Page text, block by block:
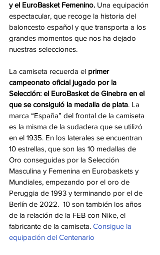
y el EuroBasket Femenino. Una equipación
espectacular, que recoge la historia del
baloncesto español y que transporta a los
grandes momentos que nos ha dejado
nuestras selecciones.
La camiseta recuerda el primer
campeonato oficial jugado por la
Selección: el EuroBasket de Ginebra en el
que se consiguió la medalla de plata. La
marca “España” del frontal de la camiseta
es la misma de la sudadera que se utilizó
en el 1935. En los laterales se encuentran
10 estrellas, que son las 10 medallas de
Oro conseguidas por la Selección
Masculina y Femenina en Eurobaskets y
Mundiales, empezando por el oro de
Peruggia de 1993 y terminando por el de
Berlín de 2022.  10 son también los años
de la relación de la FEB con Nike, el
fabricante de la camiseta. Consigue la
equipación del Centenario